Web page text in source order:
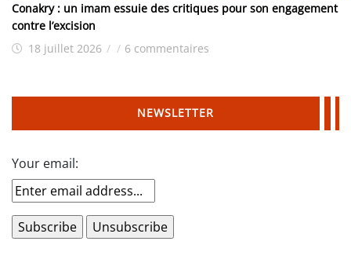
Conakry : un imam essuie des critiques pour son engagement
contre l’excision
18 juillet 2026 / / 6 commentaires
NEWSLETTER
Your email: